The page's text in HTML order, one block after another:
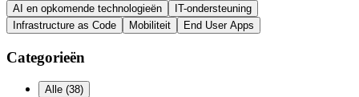
AI en opkomende technologieën
IT-ondersteuning
Infrastructure as Code
Mobiliteit End User Apps
Categorieën
Alle (38)